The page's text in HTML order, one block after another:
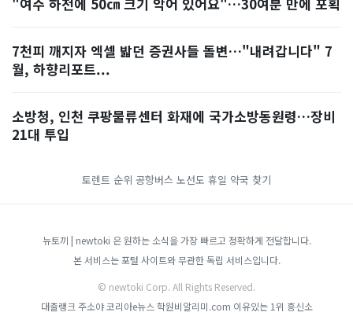
7천피 깨지자 엑셀 밟던 증권사들 돌변…"내려갑니다" 7
월, 하향리포트...
소방청, 인천 쿠팡물류센터 화재에 국가소방동원령…장비
21대 투입
토렌트 순위 공항버스 노선도 휴일 약국 찾기
뉴토끼 | newtoki 은 원하는 소식을 가장 빠르고 정확하게 전달합니다.
본 서비스는 포털 사이트와 무관한 독립 서비스입니다.
© newtoki Corp. All Rights Reserved.
대출랭크 주소야 코리아e뉴스 학원비알리미.com 이유있는 1위 흥신소